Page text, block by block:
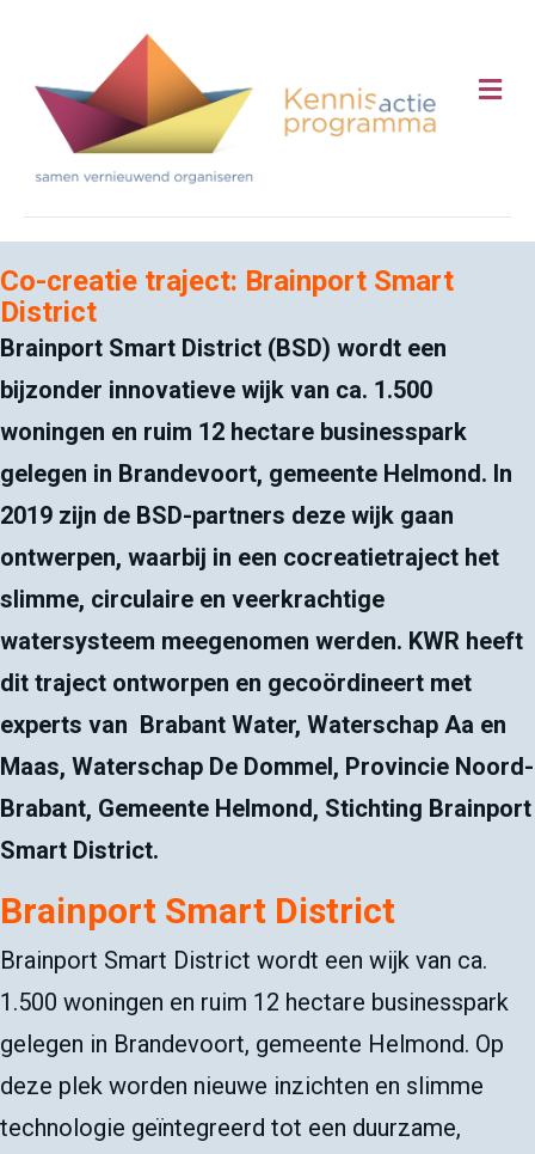
Co-creatie traject: Brainport Smart
District
Brainport Smart District (BSD) wordt een
bijzonder innovatieve wijk van ca. 1.500
woningen en ruim 12 hectare businesspark
gelegen in Brandevoort, gemeente Helmond. In
2019 zijn de BSD-partners deze wijk gaan
ontwerpen, waarbij in een cocreatietraject het
slimme, circulaire en veerkrachtige
watersysteem meegenomen werden. KWR heeft
dit traject ontworpen en gecoördineert met
experts van Brabant Water, Waterschap Aa en
Maas, Waterschap De Dommel, Provincie Noord-
Brabant, Gemeente Helmond, Stichting Brainport
Smart District.
Brainport Smart District
Brainport Smart District wordt een wijk van ca.
1.500 woningen en ruim 12 hectare businesspark
gelegen in Brandevoort, gemeente Helmond. Op
deze plek worden nieuwe inzichten en slimme
technologie geïntegreerd tot een duurzame,